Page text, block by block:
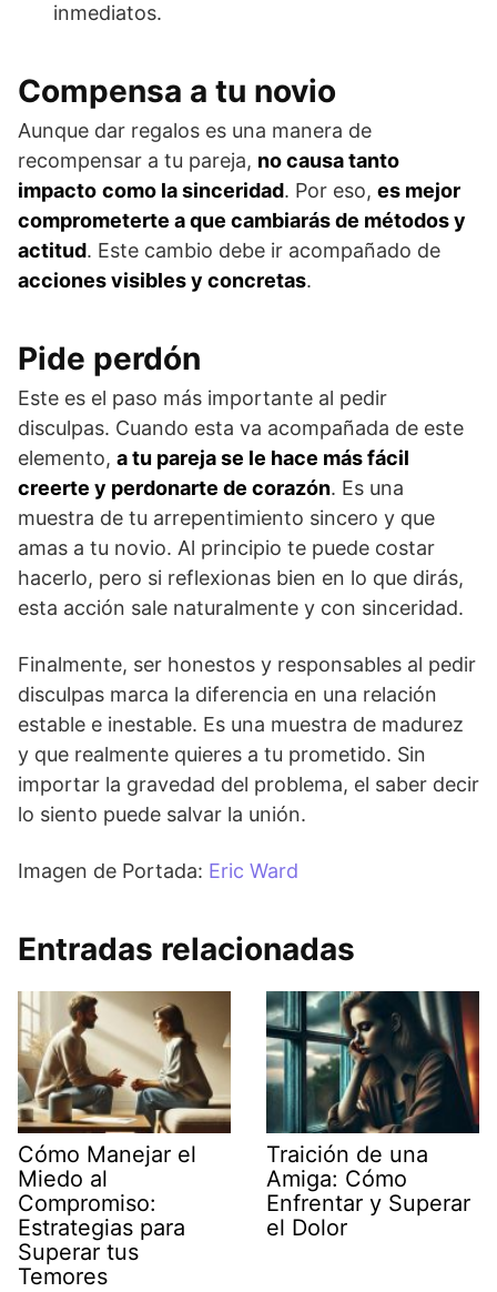
inmediatos.
Compensa a tu novio
Aunque dar regalos es una manera de
recompensar a tu pareja, no causa tanto
impacto como la sinceridad. Por eso, es mejor
comprometerte a que cambiarás de métodos y
actitud. Este cambio debe ir acompañado de
acciones visibles y concretas.
Pide perdón
Este es el paso más importante al pedir
disculpas. Cuando esta va acompañada de este
elemento, a tu pareja se le hace más fácil
creerte y perdonarte de corazón. Es una
muestra de tu arrepentimiento sincero y que
amas a tu novio. Al principio te puede costar
hacerlo, pero si reflexionas bien en lo que dirás,
esta acción sale naturalmente y con sinceridad.
Finalmente, ser honestos y responsables al pedir
disculpas marca la diferencia en una relación
estable e inestable. Es una muestra de madurez
y que realmente quieres a tu prometido. Sin
importar la gravedad del problema, el saber decir
lo siento puede salvar la unión.
Imagen de Portada: Eric Ward
Entradas relacionadas
Cómo Manejar el
Miedo al
Compromiso:
Estrategias para
Superar tus
Temores
Traición de una
Amiga: Cómo
Enfrentar y Superar
el Dolor